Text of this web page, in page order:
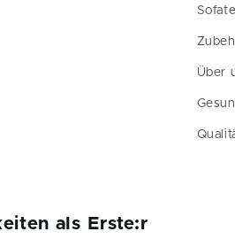
Über
als Erste:r